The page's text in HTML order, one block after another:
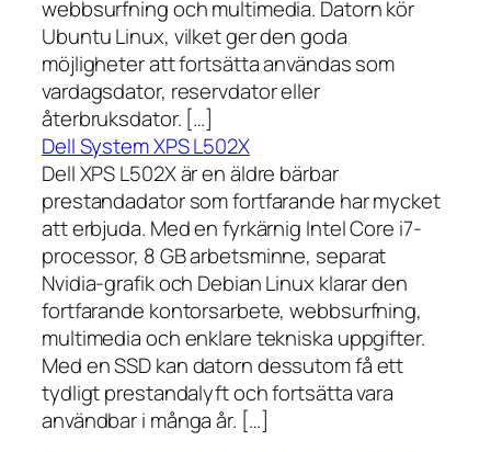
webbsurfning och multimedia. Datorn kör
Ubuntu Linux, vilket ger den goda
möjligheter att fortsätta användas som
vardagsdator, reservdator eller
återbruksdator. […]
Dell System XPS L502X
Dell XPS L502X är en äldre bärbar
prestandadator som fortfarande har mycket
att erbjuda. Med en fyrkärnig Intel Core i7-
processor, 8 GB arbetsminne, separat
Nvidia-grafik och Debian Linux klarar den
fortfarande kontorsarbete, webbsurfning,
multimedia och enklare tekniska uppgifter.
Med en SSD kan datorn dessutom få ett
tydligt prestandalyft och fortsätta vara
användbar i många år. […]